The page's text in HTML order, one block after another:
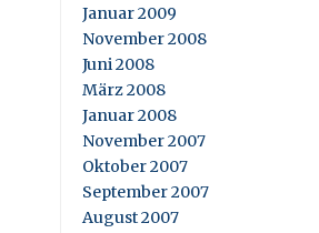
Januar 2009
November 2008
Juni 2008
März 2008
Januar 2008
November 2007
Oktober 2007
September 2007
August 2007